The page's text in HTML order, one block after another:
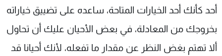
أحد كأنك أحد الخيارات المتاحة، ساعده على تضييق خياراته
بخروجك من المعادلة، في بعض الأحيان عليك أن تحاول
ألا تهتم بغض النظر عن مقدار ما تفعله، لأنك أحيانا قد